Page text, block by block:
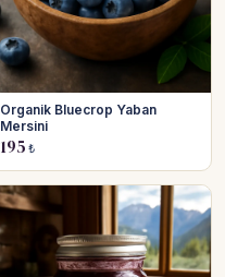
Organik Bluecrop Yaban
Mersini
195 ₺